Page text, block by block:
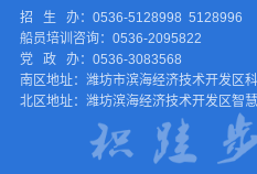
招 生 办：0536-5128998 5128996
船员培训咨询：0536-2095822
党 政 办：0536-3083568
南区地址：潍坊市滨海经济技术开发区
北区地址：潍坊滨海经济技术开发区智